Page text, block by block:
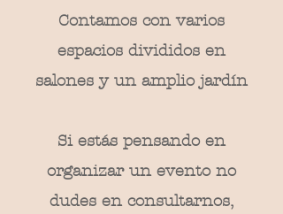
Contamos con varios
espacios divididos en
salones y un amplio jardín
Si estás pensando en
organizar un evento no
dudes en consultarnos,